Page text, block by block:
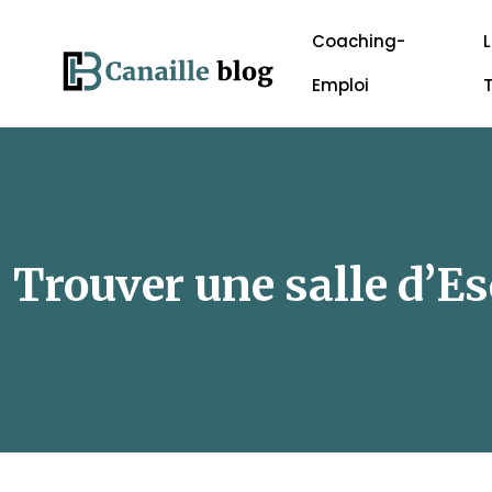
Coaching-
Emploi
Trouver une salle